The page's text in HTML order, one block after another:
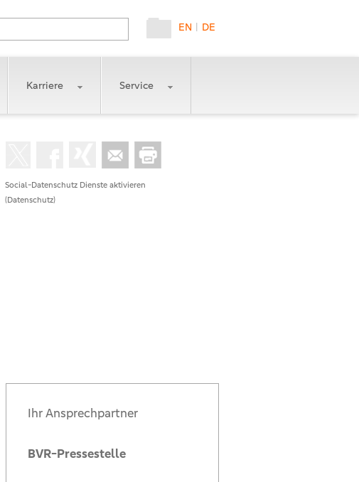
DE
|
EN
Karriere Service
Social-Datenschutz Dienste aktivieren
(Datenschutz)
Ihr Ansprechpartner
BVR-Pressestelle